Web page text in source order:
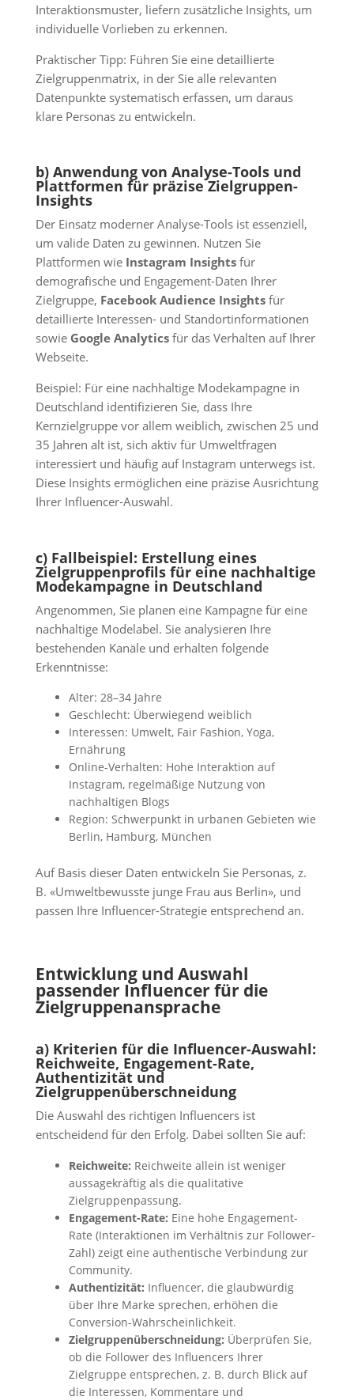
Interaktionsmuster, liefern zusätzliche Insights, um
individuelle Vorlieben zu erkennen.
Praktischer Tipp: Führen Sie eine detaillierte
Zielgruppenmatrix, in der Sie alle relevanten
Datenpunkte systematisch erfassen, um daraus
klare Personas zu entwickeln.
b) Anwendung von Analyse-Tools und
Plattformen für präzise Zielgruppen-
Insights
Der Einsatz moderner Analyse-Tools ist essenziell,
um valide Daten zu gewinnen. Nutzen Sie
Plattformen wie Instagram Insightsfür
demografische und Engagement-Daten Ihrer
Zielgruppe, Facebook Audience Insightsfür
detaillierte Interessen- und Standortinformationen
sowie Google Analyticsfür das Verhalten auf Ihrer
Webseite.
Beispiel: Für eine nachhaltige Modekampagne in
Deutschland identifizieren Sie, dass Ihre
Kernzielgruppe vor allem weiblich, zwischen 25 und
35 Jahren alt ist, sich aktiv für Umweltfragen
interessiert und häufig auf Instagram unterwegs ist.
Diese Insights ermöglichen eine präzise Ausrichtung
Ihrer Influencer-Auswahl.
c) Fallbeispiel: Erstellung eines
Zielgruppenprofils für eine nachhaltige
Modekampagne in Deutschland
Angenommen, Sie planen eine Kampagne für eine
nachhaltige Modelabel. Sie analysieren Ihre
bestehenden Kanäle und erhalten folgende
Erkenntnisse:
Alter: 28–34 Jahre
Geschlecht: Überwiegend weiblich
Interessen: Umwelt, Fair Fashion, Yoga,
Ernährung
Online-Verhalten: Hohe Interaktion auf
Instagram, regelmäßige Nutzung von
nachhaltigen Blogs
Region: Schwerpunkt in urbanen Gebieten wie
Berlin, Hamburg, München
Auf Basis dieser Daten entwickeln Sie Personas, z.
B. «Umweltbewusste junge Frau aus Berlin», und
passen Ihre Influencer-Strategie entsprechend an.
Entwicklung und Auswahl
passender Influencer für die
Zielgruppenansprache
a) Kriterien für die Influencer-Auswahl:
Reichweite, Engagement-Rate,
Authentizität und
Zielgruppenüberschneidung
Die Auswahl des richtigen Influencers ist
entscheidend für den Erfolg. Dabei sollten Sie auf:
Reichweite: Reichweite allein ist weniger
aussagekräftig als die qualitative
Zielgruppenpassung.
Engagement-Rate: Eine hohe Engagement-
Rate (Interaktionen im Verhältnis zur Follower-
Zahl) zeigt eine authentische Verbindung zur
Community.
Authentizität: Influencer, die glaubwürdig
über Ihre Marke sprechen, erhöhen die
Conversion-Wahrscheinlichkeit.
Zielgruppenüberschneidung: Überprüfen Sie,
ob die Follower des Influencers Ihrer
Zielgruppe entsprechen, z. B. durch Blick auf
die Interessen, Kommentare und